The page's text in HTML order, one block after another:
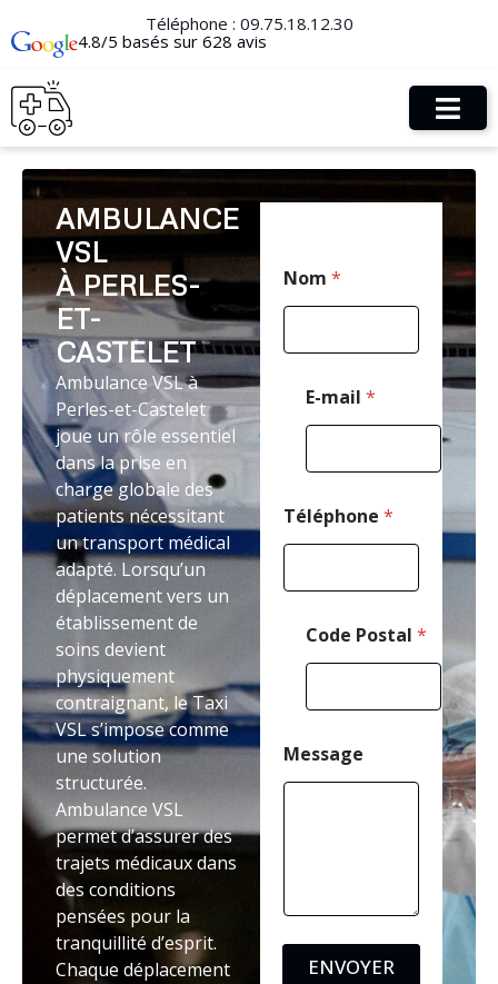
Téléphone : 09.75.18.12.30
4.8/5 basés sur 628 avis
AMBULANCE
VSL
À PERLES-
ET-
CASTELET
Ambulance VSL à
Perles-et-Castelet
joue un rôle essentiel
dans la prise en
charge globale des
patients nécessitant
un transport médical
adapté. Lorsqu’un
déplacement vers un
établissement de
soins devient
physiquement
contraignant, le Taxi
VSL s’impose comme
une solution
structurée.
Ambulance VSL
permet d’assurer des
trajets médicaux dans
des conditions
pensées pour la
tranquillité d’esprit.
Chaque déplacement
Nom *
E-mail *
Téléphone *
*
N
m
*
Code Postal *
Message
ENVOYER